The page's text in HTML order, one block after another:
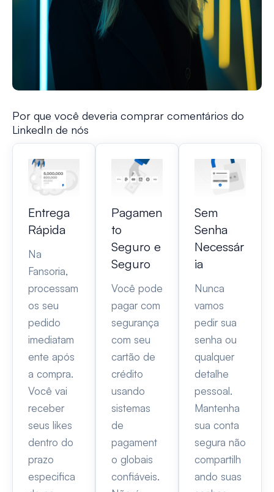
Por que você deveria comprar comentários do
LinkedIn de nós
Entrega
Rápida
Na
Fansoria,
processam
os seu
pedido
imediatam
ente após
a compra.
Você vai
receber
seus likes
dentro do
prazo
especifica
Pagamen
to
Seguro e
Seguro
Você pode
pagar com
segurança
com seu
cartão de
crédito
usando
sistemas
de
pagament
o globais
confiáveis.
Sem
Senha
Necessár
ia
Nunca
vamos
pedir sua
senha ou
qualquer
detalhe
pessoal.
Mantenha
sua conta
segura não
compartilh
ando suas